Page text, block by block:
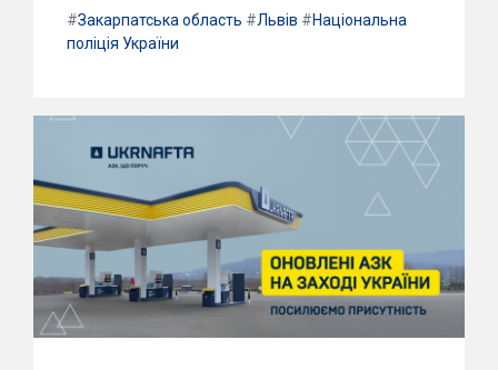
#Закарпатська область #Львів #Національна
поліція України